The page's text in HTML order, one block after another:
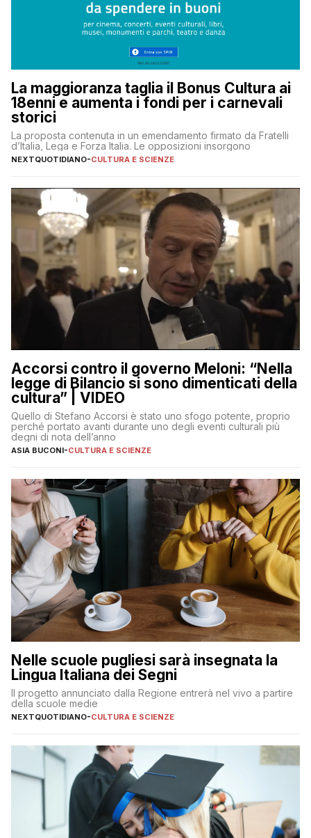
La maggioranza taglia il Bonus Cultura ai
18enni e aumenta i fondi per i carnevali
storici
La proposta contenuta in un emendamento firmato da Fratelli
d’Italia, Lega e Forza Italia. Le opposizioni insorgono
NEXTQUOTIDIANO-CULTURA E SCIENZE
Accorsi contro il governo Meloni: “Nella
legge di Bilancio si sono dimenticati della
cultura” | VIDEO
Quello di Stefano Accorsi è stato uno sfogo potente, proprio
perché portato avanti durante uno degli eventi culturali più
degni di nota dell’anno
ASIA BUCONI-CULTURA E SCIENZE
Nelle scuole pugliesi sarà insegnata la
Lingua Italiana dei Segni
Il progetto annunciato dalla Regione entrerà nel vivo a partire
della scuole medie
NEXTQUOTIDIANO-CULTURA E SCIENZE